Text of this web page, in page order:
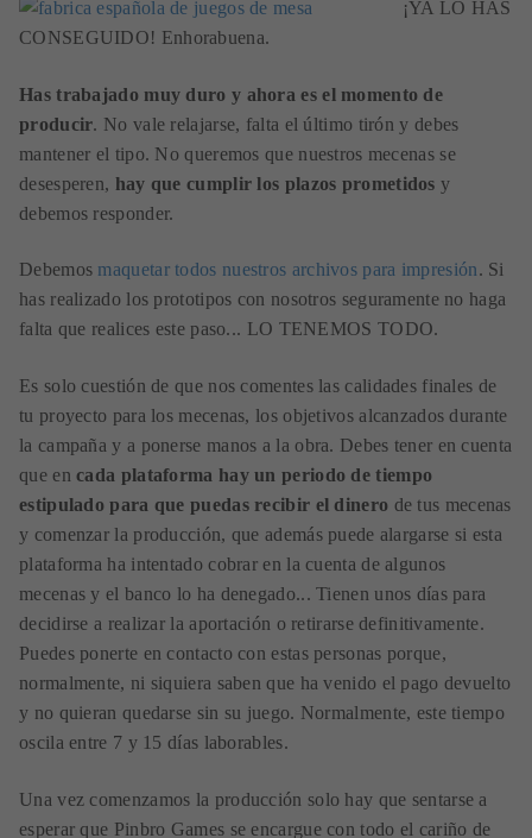
¡YA LO HAS
CONSEGUIDO! Enhorabuena.
Has trabajado muy duro y ahora es el momento de
producir. No vale relajarse, falta el último tirón y debes
mantener el tipo. No queremos que nuestros mecenas se
desesperen, hay que cumplir los plazos prometidos y
debemos responder.
Debemos maquetar todos nuestros archivos para impresión. Si
has realizado los prototipos con nosotros seguramente no haga
falta que realices este paso... LO TENEMOS TODO.
Es solo cuestión de que nos comentes las calidades finales de
tu proyecto para los mecenas, los objetivos alcanzados durante
la campaña y a ponerse manos a la obra. Debes tener en cuenta
que encada plataforma hay un periodo de tiempo
estipulado para que puedas recibir el dinero de tus mecenas
y comenzar la producción, que además puede alargarse si esta
plataforma ha intentado cobrar en la cuenta de algunos
mecenas y el banco lo ha denegado... Tienen unos días para
decidirse a realizar la aportación o retirarse definitivamente.
Puedes ponerte en contacto con estas personas porque,
normalmente, ni siquiera saben que ha venido el pago devuelto
y no quieran quedarse sin su juego. Normalmente, este tiempo
oscila entre 7 y 15 días laborables.
Una vez comenzamos la producción solo hay que sentarse a
esperar que Pinbro Games se encargue con todo el cariño de